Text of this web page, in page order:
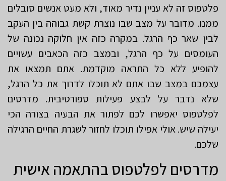
פלטפוס זה לא עניין נדיר מאוד, ולא מעט אנשים סובלים
ממנו. מדובר על מצב שבו נוצרת קשת גבוהה בין העקב
לבין שאר כף הרגל. במקרה כזה אין חלוקה נכונה של
העומסים על כף הרגל, ובמצב כזה הכאבים עשויים
להופיע ללא כל התראה מוקדמת. אתם תמצאו את
עצמכם במצב שבו אתם לא תוכלו לדרוך את כל הרגל,
שלא נדבר על לבצע פעילות ספורטיבית. מדרסים
לפלטפוס יאפשרו לכם לפתור את הבעיה בצורה הכי
יעילה שיש. אולי אפילו תוכלו לחזור לשגרת החיים הרגילה
שלכם.
מדרסים לפלטפוס בהתאמה אישית